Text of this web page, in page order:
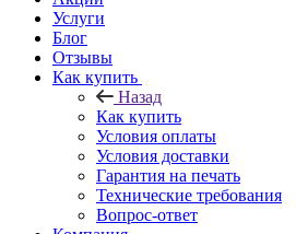
Услуги
Блог
Отзывы
Как купить
Назад
Как купить
Условия оплаты
Условия доставки
Гарантия на печать
Технические требования
Вопрос-ответ